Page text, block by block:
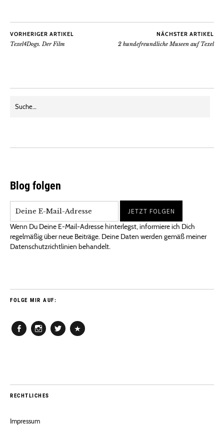
VORHERIGER ARTIKEL
Texel4Dogs. Der Film
NÄCHSTER ARTIKEL
2 hundefreundliche Museen auf Texel
Blog folgen
Wenn Du Deine E-Mail-Adresse hinterlegst, informiere ich Dich
regelmäßig über neue Beiträge. Deine Daten werden gemäß meiner
Datenschutzrichtlinien behandelt.
FOLGE MIR AUF:
RECHTLICHES
Impressum